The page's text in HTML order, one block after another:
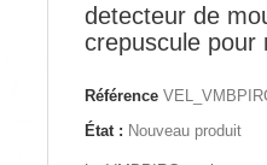
detecteur de
crepuscule pour
Référence
État : Nouveau produit